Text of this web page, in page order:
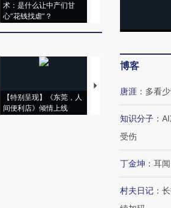
术：是什么让中产们甘
心“花钱找虐”？
【特别呈现】《东莞，人
间便利店》倾情上线
【推广】走进第四届链
会，让数智科技“链”接
博客
唐涯 ： 多看
知识分子 ：
受伤
丁金坤 ： 耳
村夫日记 ：